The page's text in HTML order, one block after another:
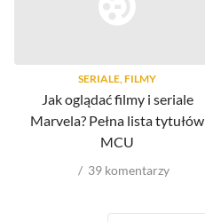
SERIALE, FILMY
Jak oglądać filmy i seriale
Marvela? Pełna lista tytułów
MCU
39 komentarzy